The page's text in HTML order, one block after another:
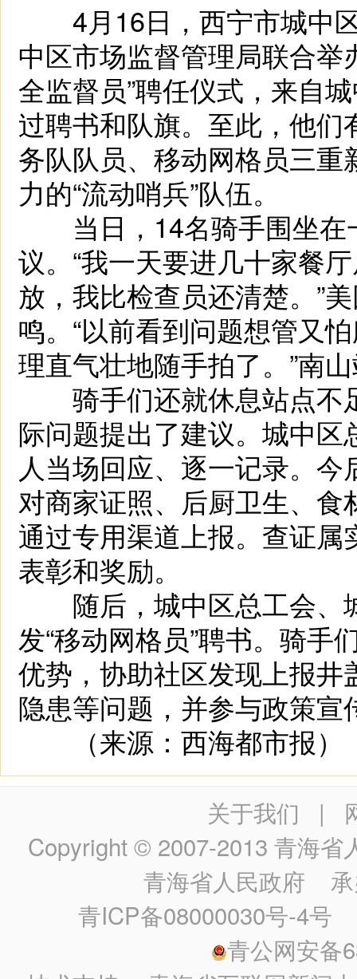
4月16日，西宁市城中区
中区市场监督管理局联合举
全监督员”聘任仪式，来自
过聘书和队旗。至此，他
务队队员、移动网格员三
力的“流动哨兵”队伍。
当日，14名骑手围坐在
议。“我一天要进几十家餐
放，我比检查员还清楚。”
鸣。“以前看到问题想管又
理直气壮地随手拍了。”南
骑手们还就休息站点不
际问题提出了建议。城中
人当场回应、逐一记录。
对商家证照、后厨卫生、
通过专用渠道上报。查证
表彰和奖励。
随后，城中区总工会、
发“移动网格员”聘书。骑手
优势，协助社区发现上报
隐患等问题，并参与政策
（来源：西海都市报）
关于我们 |
Copyright © 2007-2013 青海省
青海省人民政府 承
青ICP备08000030号-4号
青公网安备